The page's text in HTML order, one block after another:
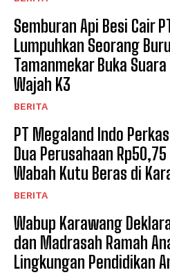
Semburan Api Besi Cair
Lumpuhkan Seorang
Tamanmekar Buka
Wajah K3
BERITA
PT Megaland Indo
Dua Perusahaan
Wabah Kutu Beras di
BERITA
Wabup Karawang
dan Madrasah Ramah
Lingkungan Pendidikan